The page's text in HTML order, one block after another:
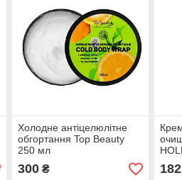
Холодне антіцелюлітне
обгортання Top Beauty
250 мл
300₴
40
182